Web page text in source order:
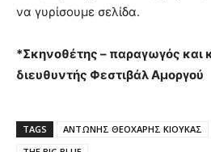
να γυρίσουμε σελίδα.
*Σκηνοθέτης – παραγωγός και
διευθυντής Φεστιβάλ Αμοργού
TAGS ΑΝΤΩΝΗΣ ΘΕΟΧΑΡΗΣ ΚΙΟΥΚΑΣ